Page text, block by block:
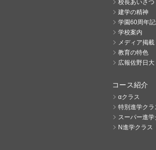
校長あいさつ
建学の精神
学園60周年
学校案内
メディア掲載
教育の特色
広報佐野日大
コース紹介
αクラス
特別進学クラ
スーパー進学
N進学クラス